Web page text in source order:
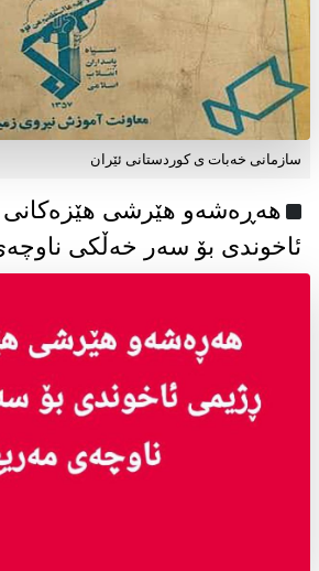
سازمانی خەبات ی كوردستانی ئێران
هەڕەشەو هێرشی
ئاخوندی بۆ سەر خەڵکی